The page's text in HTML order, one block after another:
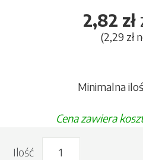
2,82 zł
(2,29 zł
Minimalna
Cena zawiera
Ilość